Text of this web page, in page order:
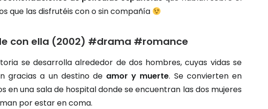
que las disfrutéis con o sin compañía
con ella (2002) #drama #romance
se desarrolla alrededor de dos hombres, cuyas vidas se
gracias a un destino de amor y muerte. Se convierten en
en una sala de hospital donde se encuentran las dos mujeres
por estar en coma.